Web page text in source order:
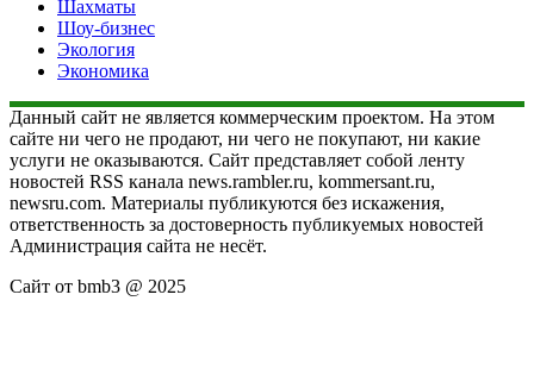
Шахматы
Шоу-бизнес
Экология
Экономика
Данный сайт не является коммерческим проектом. На этом
сайте ни чего не продают, ни чего не покупают, ни какие
услуги не оказываются. Сайт представляет собой ленту
новостей RSS канала news.rambler.ru, kommersant.ru,
newsru.com. Материалы публикуются без искажения,
ответственность за достоверность публикуемых новостей
Администрация сайта не несёт.
Сайт от bmb3 @ 2025